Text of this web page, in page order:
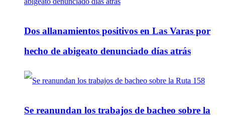
Dos allanamientos positivos en Las Varas por
hecho de abigeato denunciado días atrás
Se reanundan los trabajos de bacheo sobre la